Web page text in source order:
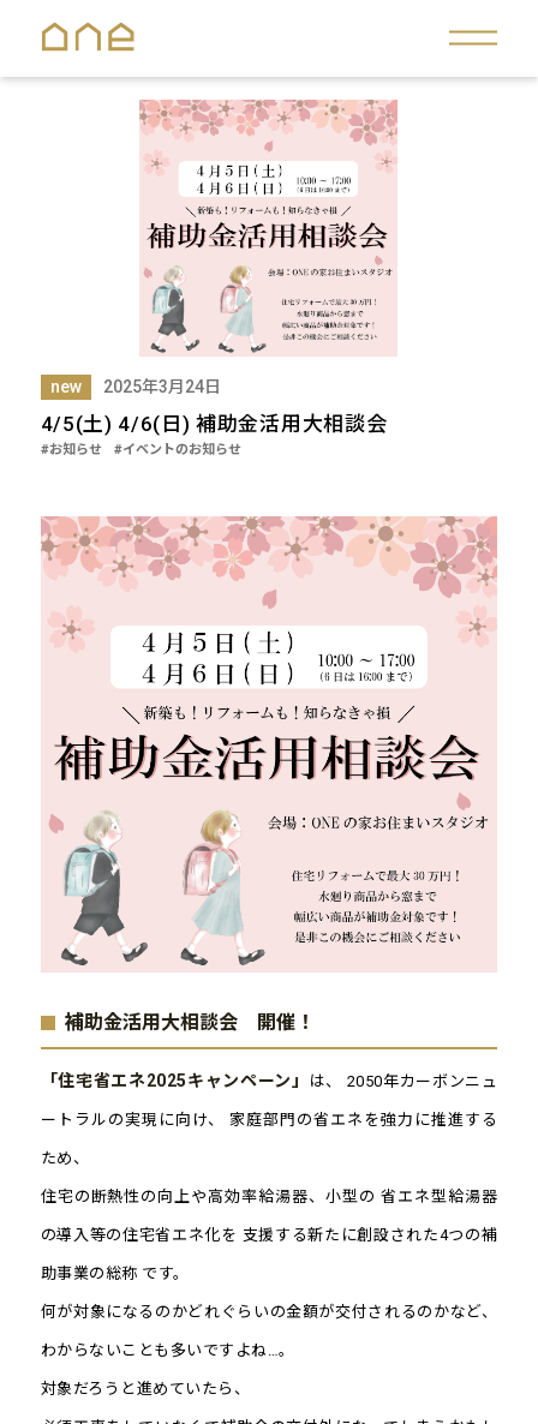
new 2025年3月24日
4/5(土) 4/6(日) 補助金活用大相談会
#お知らせ #イベントのお知らせ
補助金活用大相談会 開催！
「住宅省エネ2025キャンペーン」 は、 2050年カーボンニュ
ートラルの実現に向け、 家庭部門の省エネを強力に推進する
ため、
住宅の断熱性の向上や高効率給湯器、小型の 省エネ型給湯器
の導入等の住宅省エネ化を 支援する新たに創設された4つの補
助事業の総称 です。
何が対象になるのかどれぐらいの金額が交付されるのかなど、
わからないことも多いですよね…。
対象だろうと進めていたら、